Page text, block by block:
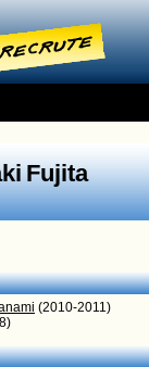
Fujita
(2010-2011)